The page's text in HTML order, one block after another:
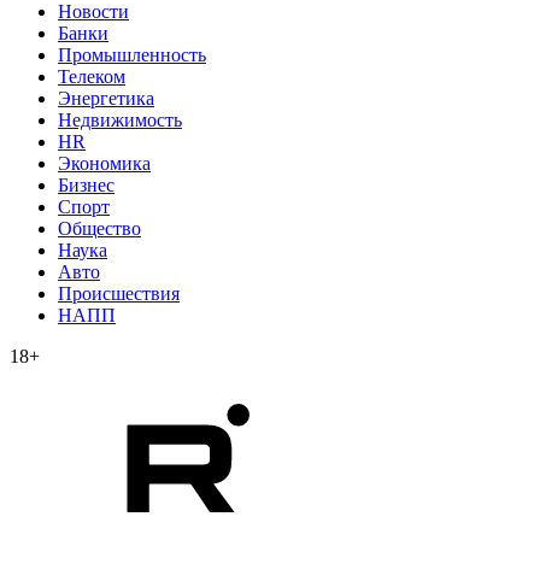
Новости
Банки
Промышленность
Телеком
Энергетика
Недвижимость
HR
Экономика
Бизнес
Спорт
Общество
Наука
Авто
Происшествия
НАПП
18+